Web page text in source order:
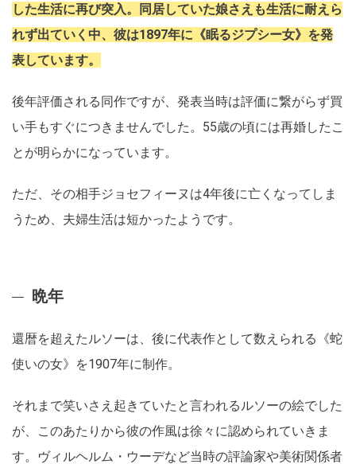
した生活に再び突入。同居していた娘さえも生活に耐えら
れず出ていく中、彼は1897年に《眠るジプシー女》を発
表しています。
後年評価される同作ですが、発表当時は評価に繋がらず買
い手もすぐにつきませんでした。55歳の頃には再婚したこ
とが明らかになっています。
ただ、その相手ジョセフィーヌは4年後に亡くなってしま
うため、夫婦生活は短かったようです。
晩年
還暦を超えたルソーは、後に代表作として数えられる《蛇
使いの女》を1907年に制作。
それまで笑いさえ起きていたと言われるルソーの絵でした
が、このあたりから彼の作風は徐々に認められていきま
す。ヴィルヘルム・ウーデなど当時の評論家や美術関係者